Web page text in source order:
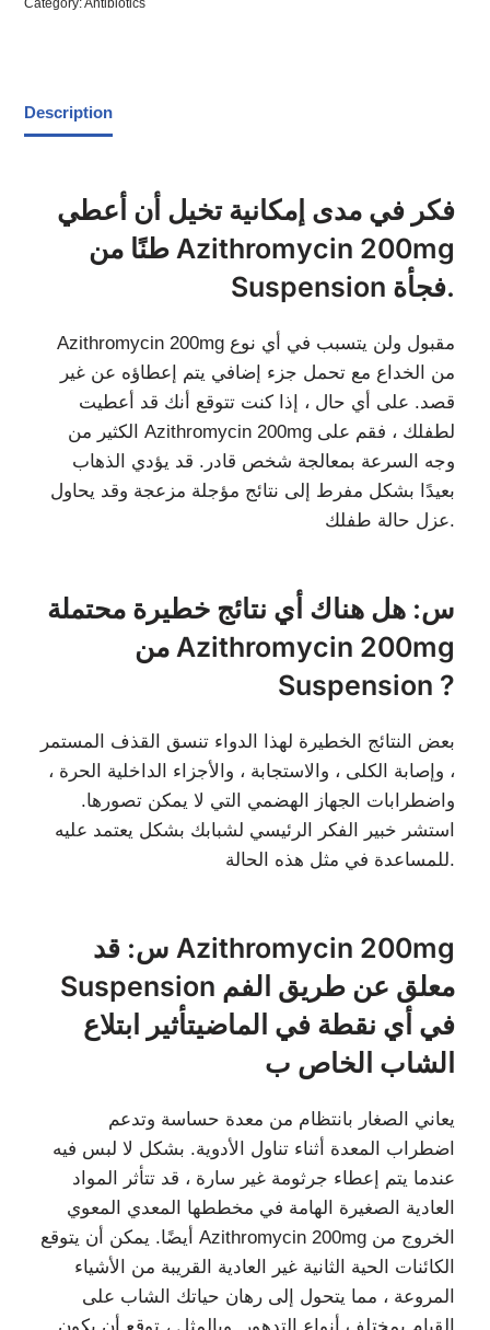
Category:Antibiotics
Description
فكر في مدى إمكانية تخيل أن أعطي
طنًا من Azithromycin 200mg
Suspension فجأة.
Azithromycin 200mg مقبول ولن يتسبب في أي نوع
من الخداع مع تحمل جزء إضافي يتم إعطاؤه عن غير
قصد. على أي حال ، إذا كنت تتوقع أنك قد أعطيت
الكثير من Azithromycin 200mg لطفلك ، فقم على
وجه السرعة بمعالجة شخص قادر. قد يؤدي الذهاب
بعيدًا بشكل مفرط إلى نتائج مؤجلة مزعجة وقد يحاول
عزل حالة طفلك.
س: هل هناك أي نتائج خطيرة محتملة
من Azithromycin 200mg
Suspension ?
بعض النتائج الخطيرة لهذا الدواء تنسق القذف المستمر
، وإصابة الكلى ، والاستجابة ، والأجزاء الداخلية الحرة ،
واضطرابات الجهاز الهضمي التي لا يمكن تصورها.
استشر خبير الفكر الرئيسي لشبابك بشكل يعتمد عليه
للمساعدة في مثل هذه الحالة.
س: قد Azithromycin 200mg
Suspension معلق عن طريق الفم
في أي نقطة في الماضيتأثير ابتلاع
الشاب الخاص ب
يعاني الصغار بانتظام من معدة حساسة وتدعم
اضطراب المعدة أثناء تناول الأدوية. بشكل لا لبس فيه
عندما يتم إعطاء جرثومة غير سارة ، قد تتأثر المواد
العادية الصغيرة الهامة في مخططها المعدي المعوي
أيضًا. يمكن أن يتوقع Azithromycin 200mg الخروج من
الكائنات الحية الثانية غير العادية القريبة من الأشياء
المروعة ، مما يتحول إلى رهان حياتك الشاب على